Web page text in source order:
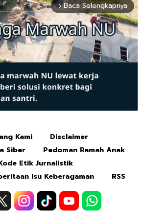
arrow_forward_ios Baca Selengkapnya
Kami
Disclaimer
Siber
Pedoman Ramah Anak
Etik Jurnalistik
Isu Keberagaman
RSS